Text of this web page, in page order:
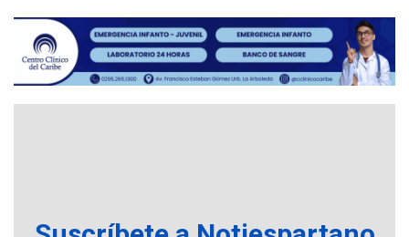
POLÍTICA
TITULARES
ÚLTIMA HORA
Libertad plena para jueza
María Lourdes Afiuni
5
fronterizos a Italia